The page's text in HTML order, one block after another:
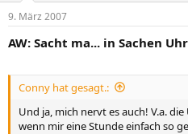
9. März 2007
AW: Sacht ma... in Sachen Uhr
Conny hat gesagt.:
Und ja, mich nervt es auch! V.a.
wenn mir eine Stunde einfach so